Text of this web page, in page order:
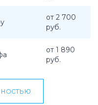
от 2 700
руб.
от 1 890
руб.